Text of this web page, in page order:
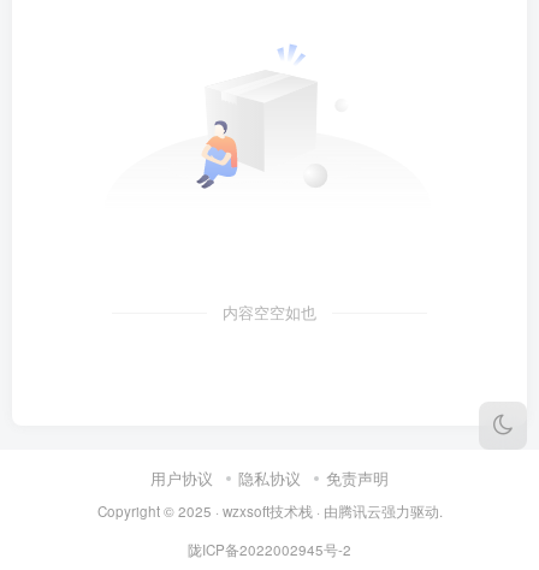
内容空空如也
用户协议 隐私协议 免责声明
Copyright © 2025 · wzxsoft技术栈 · 由腾讯云强力驱动.
陇ICP备2022002945号-2